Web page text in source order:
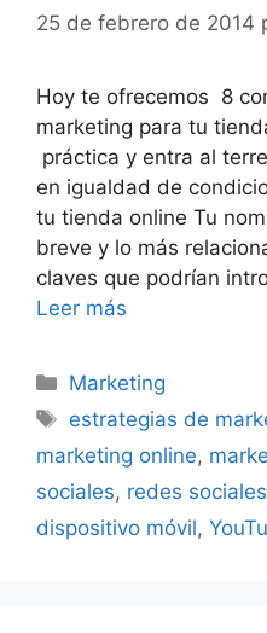
25 de febrero de 2014
Hoy te ofrecemos 8
marketing para tu
práctica y entra al
en igualdad de
tu tienda online Tu
breve y lo más
claves que podrían
Leer más
Categorías
Marketing
Etiquetas
estrategias de
marketing online,
sociales, redes sociales
dispositivo móvil,